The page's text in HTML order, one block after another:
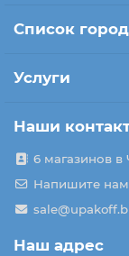
Список
Услуги
Наши
6 магазинов в
Напишите нам
Наш адрес